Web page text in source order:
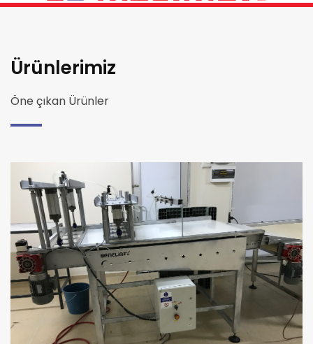
Ürünlerimiz
Öne çıkan Ürünler